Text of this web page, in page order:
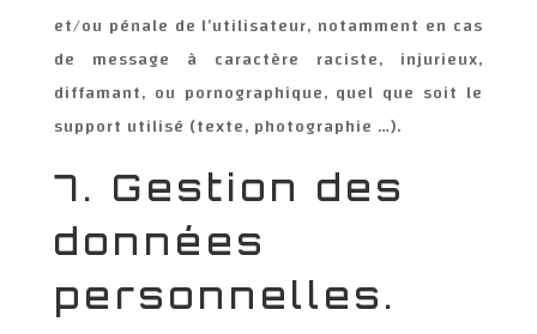
et/ou pénale de l’utilisateur, notamment en cas
de message à caractère raciste, injurieux,
diffamant, ou pornographique, quel que soit le
support utilisé (texte, photographie …).
7. Gestion des
données
personnelles.